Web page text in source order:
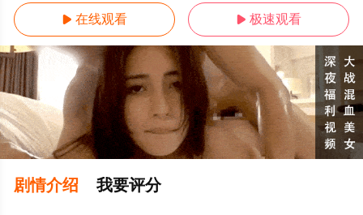
 在线观看  极速观看
剧情介绍 我要评分